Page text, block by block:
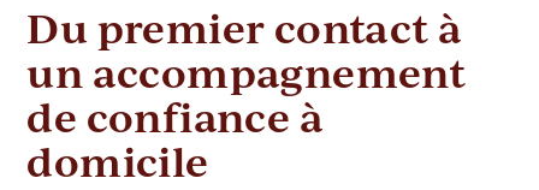
Du premier contact à
un accompagnement
de confiance à
domicile